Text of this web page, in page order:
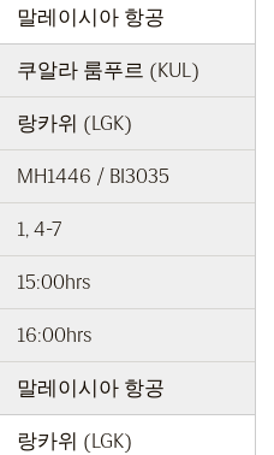
말레이시아 항공
쿠알라 룸푸르 (KUL)
랑카위 (LGK)
MH1446 / BI3035
1, 4-7
15:00hrs
16:00hrs
말레이시아 항공
랑카위 (LGK)